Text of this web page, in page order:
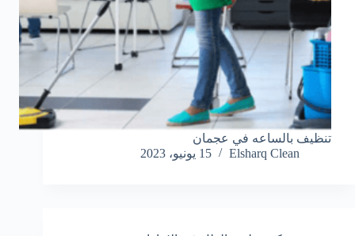
تنظيف بالساعه في عجمان
Elsharq Clean
15 يونيو، 2023